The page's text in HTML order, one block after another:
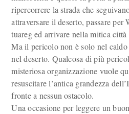
ripercorrere la strada che
attraversare il deserto, passare
tuareg ed arrivare nella mitica
Ma il pericolo non è solo nel caldo
nel deserto. Qualcosa di più
misteriosa organizzazione vuole
resuscitare l’antica grandezza
fronte a nessun ostacolo.
Una occasione per leggere un